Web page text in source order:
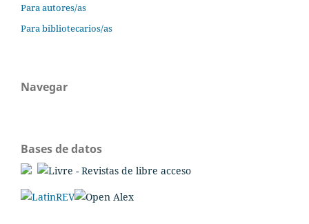
Para autores/as
Para bibliotecarios/as
Navegar
Bases de datos